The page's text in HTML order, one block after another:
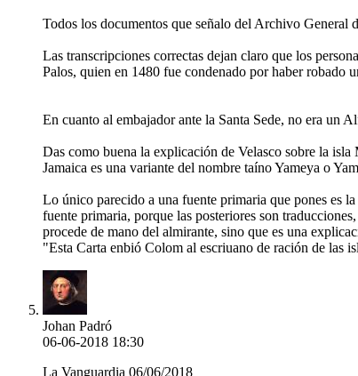
Todos los documentos que señalo del Archivo General
Las transcripciones correctas dejan claro que los
Palos, quien en 1480 fue condenado por haber
En cuanto al embajador ante la Santa Sede, no era un
Das como buena la explicación de Velasco sobre la
Jamaica es una variante del nombre taíno Yameya o
Lo único parecido a una fuente primaria que pones es
fuente primaria, porque las posteriores son
procede de mano del almirante, sino que es una
"Esta Carta enbió Colom al escriuano de ración de las
Johan Padró
06-06-2018 18:30
La Vanguardia 06/06/2018